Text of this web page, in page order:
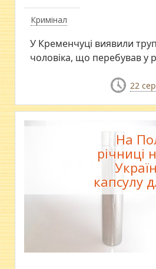
Кримінал
У Кременчуці виявили
чоловіка, що перебував у
22
На
річниці
капсулу